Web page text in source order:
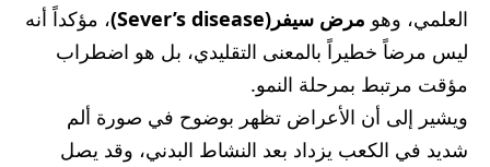
العلمي، وهو مرض سيفر(Sever’s disease)
، مؤكداً أنه
ليس مرضاً خطيراً بالمعنى التقليدي، بل هو اضطراب
مؤقت مرتبط بمرحلة النمو.
ويشير إلى أن الأعراض تظهر بوضوح في صورة ألم
شديد في الكعب يزداد بعد النشاط البدني، وقد يصل